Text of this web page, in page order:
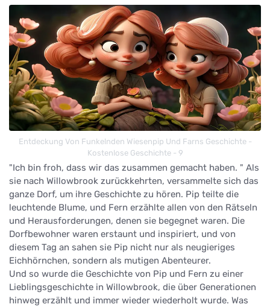
Entdeckung Von Funkelnden Wiesenpip Und Farns Geschichte -
Kostenlose Geschichte - 9
"Ich bin froh, dass wir das zusammen gemacht haben. " Als
sie nach Willowbrook zurückkehrten, versammelte sich das
ganze Dorf, um ihre Geschichte zu hören. Pip teilte die
leuchtende Blume, und Fern erzählte allen von den Rätseln
und Herausforderungen, denen sie begegnet waren. Die
Dorfbewohner waren erstaunt und inspiriert, und von
diesem Tag an sahen sie Pip nicht nur als neugieriges
Eichhörnchen, sondern als mutigen Abenteurer.
Und so wurde die Geschichte von Pip und Fern zu einer
Lieblingsgeschichte in Willowbrook, die über Generationen
hinweg erzählt und immer wieder wiederholt wurde. Was